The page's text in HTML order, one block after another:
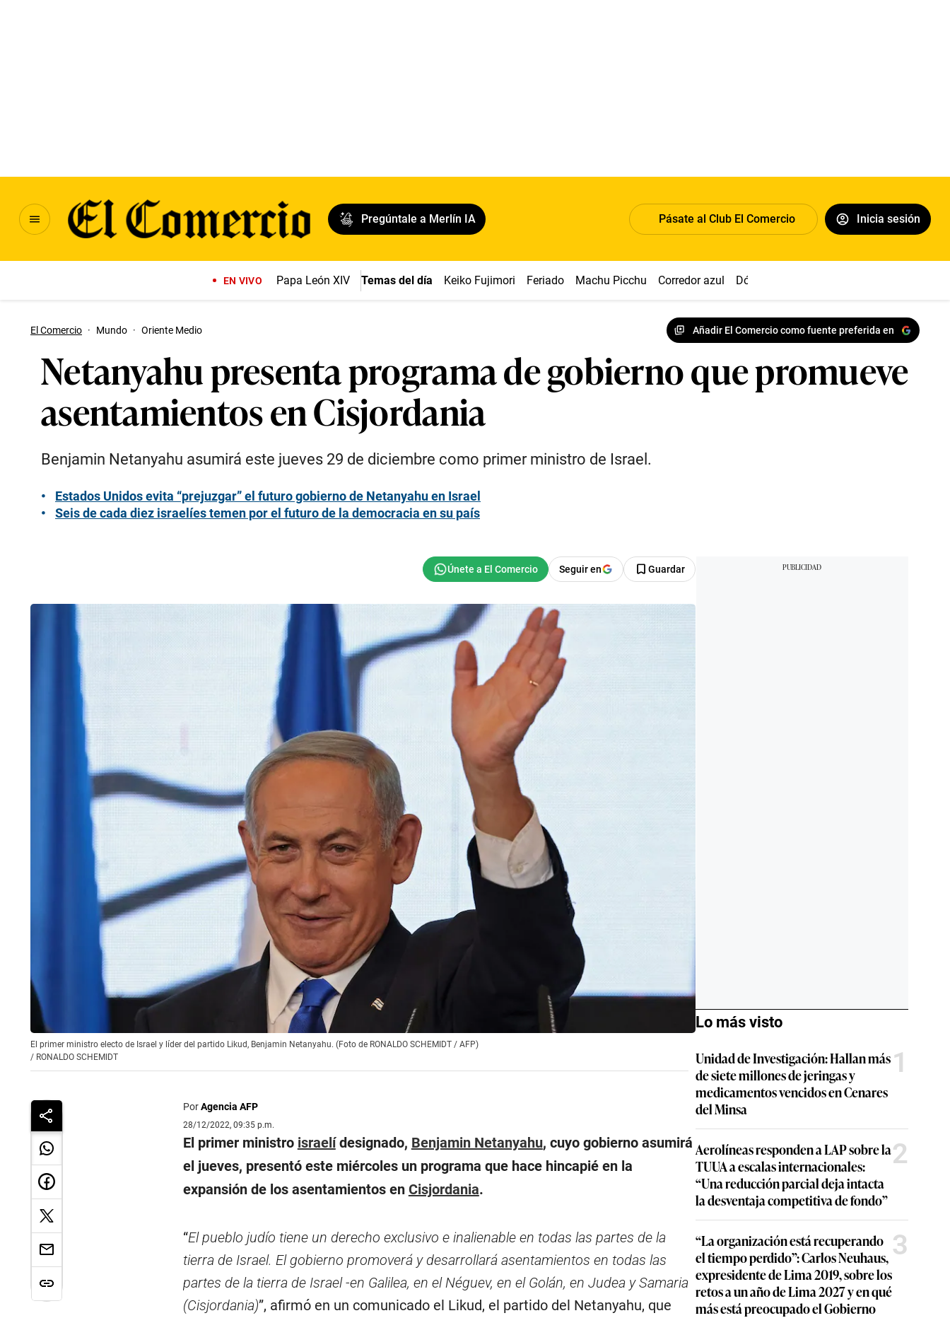
Pregúntale a Merlín IA Pásate al Club El Comercio Inicia sesión
EN VIVO Papa León XIV Temas del día Keiko Fujimori Feriado Machu Picchu Corredor azul Dólar
El Comercio · Mundo · Oriente Medio Añadir El Comercio como fuente preferida en
Netanyahu presenta programa de gobierno que promueve
asentamientos en Cisjordania
Benjamin Netanyahu asumirá este jueves 29 de diciembre como primer ministro de Israel.
Estados Unidos evita “prejuzgar” el futuro gobierno de Netanyahu en Israel
Seis de cada diez israelíes temen por el futuro de la democracia en su país
Seguir en Guardar
El primer ministro electo de Israel y líder del partido Likud, Benjamin Netanyahu. (Foto de RONALDO SCHEMIDT / AFP)
/ RONALDO SCHEMIDT
PorAgencia AFP
28/12/2022, 09:35 p.m.
El primer ministro israelídesignado, Benjamin Netanyahu, cuyo gobierno asumirá
el jueves, presentó este miércoles un programa que hace hincapié en la
expansión de los asentamientos en Cisjordania.
“El pueblo judío tiene un derecho exclusivo e inalienable en todas las partes de la
tierra de Israel. El gobierno promoverá y desarrollará asentamientos en todas las
partes de la tierra de Israel -en Galilea, en el Néguev, en el Golán, en Judea y Samaria
(Cisjordania)”, afirmó en un comunicado el Likud, el partido del Netanyahu, que
Lo más visto
Unidad de Investigación: Hallan más
de siete millones de jeringas y
medicamentos vencidos en Cenares
del Minsa
1
Aerolíneas responden a LAP sobre la
TUUA a escalas internacionales:
“Una reducción parcial deja intacta
la desventaja competitiva de fondo”
2
“La organización está recuperando
el tiempo perdido”: Carlos Neuhaus,
expresidente de Lima 2019, sobre los
retos a un año de Lima 2027 y en qué
más está preocupado el Gobierno
3